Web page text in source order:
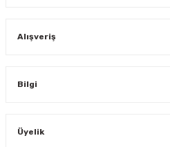
Alışveriş
Bilgi
Üyelik